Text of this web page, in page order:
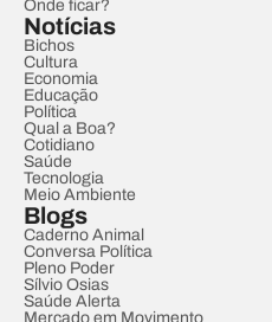
Onde ficar?
Notícias
Bichos
Cultura
Economia
Educação
Política
Qual a Boa?
Cotidiano
Saúde
Tecnologia
Meio Ambiente
Blogs
Caderno Animal
Conversa Política
Pleno Poder
Sílvio Osias
Saúde Alerta
Mercado em Movimento